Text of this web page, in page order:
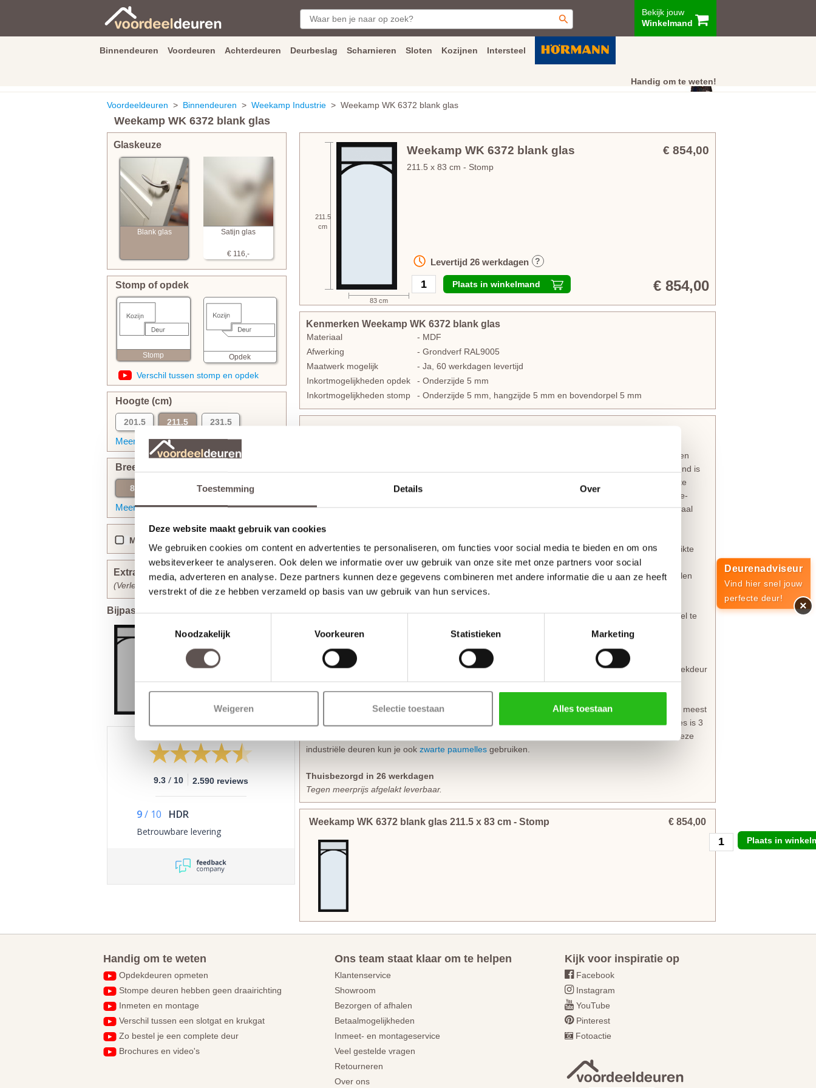
Toestemming Details Over
Deze website maakt gebruik van cookies
We gebruiken cookies om content en advertenties te personaliseren, om functies voor social media te bieden en om ons
websiteverkeer te analyseren. Ook delen we informatie over uw gebruik van onze site met onze partners voor social
media, adverteren en analyse. Deze partners kunnen deze gegevens combineren met andere informatie die u aan ze heeft
verstrekt of die ze hebben verzameld op basis van uw gebruik van hun services.
Noodzakelijk
Voorkeuren Statistieken Marketing
Weigeren Selectie toestaan Alles toestaan
Bekijk jouw
Winkelmand
Binnendeuren Voordeuren Achterdeuren Deurbeslag Scharnieren Sloten Kozijnen Intersteel
Handig om te weten!
Klantenservice
Voordeeldeuren > Binnendeuren > Weekamp Industrie > Weekamp WK 6372 blank glas
Weekamp WK 6372 blank glas
Glaskeuze
Blank glas Satijn glas
€ 116,-
Stomp of opdek
Stomp Opdek
Verschil tussen stomp en opdek
Hoogte (cm)
201.5 211.5
231.5
Meer informatie
Breedte (cm)
83
93
Meer informatie
Maatwerk (+ vanaf € 50)
Extra bewerkingen toevoegen
(Verlengt de levertijd met 30 werkdagen)
Bijpassende Weekamp deuren
9.3 / 10 2.590 reviews
9/ 10 HDR
Betrouwbare levering
211.5
cm
Weekamp WK 6372 blank glas € 854,00
211.5 x 83 cm - Stomp
Plaats in winkelmand
Levertijd 26werkdagen ?
€ 854,00
83 cm
Kenmerken Weekamp WK 6372 blank glas
Materiaal
- MDF
Afwerking
- Grondverf RAL9005
Maatwerk mogelijk
- Ja, 60 werkdagen levertijd
Inkortmogelijkheden opdek
- Onderzijde 5 mm
Inkortmogelijkheden stomp
- Onderzijde 5 mm, hangzijde 5 mm en bovendorpel 5 mm
De Weekamp WK 6372 blank glas binnendeur is voorzien van rechte profielen aan de deurstijlen en
rondom de vlakke panelen in de deur. Dit staat garant voor een moderne uitstraling wat kenmerkend is
collectie. Binnendeuren uit deze collectie zijn perfect te
combineren met elkaar en passen perfect bij elk modern of tijdloos interieur. Deze sterke massieve-
deuren zijn rondom voorbehandeld met een witte grondverf. Licht opschuren, ontvetten en tweemaal
De massieve Weekamp WK 6372 blank glas deuren hebben een stijlbreedte van 80 mm en een dikte
van 38 mm. De deuren zijn voorzien van eenslotgatten behoeve van een smalslotop standaard
hoogte. Voorbeelden van mooie bijpassende zwarte deurkrukken met een minirozet zijn de modellen
Coal Black ofSolid Black. Kijk voor meer keuze bij al het Weekamp deurbeslag.
Opdekdeuren zijn ook direct voorzien van boringen om depaumelle scharniereneenvoudig en snel te
kunnen monteren.
Stomp of opdek
Bij het bestellen van een
binnendeur is de draairichting niet van belang. Bestel je een opdekdeur
is het wel belangrijk dat je de juiste draairichting aangeeft.
De deur afhangen kan met elke standaard scharnier, maar zwarte scharnieren zijn het mooist. De meest
gebruikte
zijn kogellager scharnieren van 89 mm met ronde hoeken. Het advies is 3
stuks per deur te monteren. Opdekdeuren worden afgehangen met paumelle scharnieren. Voor deze
industriële deuren kun je ook zwarte paumelles gebruiken.
Thuisbezorgd in 26 werkdagen
Tegen meerprijs afgelakt leverbaar.
Weekamp WK 6372 blank glas 211.5 x 83 cm - Stomp € 854,00
Plaats in
Handig om te weten
Opdekdeuren opmeten
Stompe deuren hebben geen draairichting
Inmeten en montage
Verschil tussen een slotgat en krukgat
Zo bestel je een complete deur
Brochures en video's
Ons team staat klaar om te helpen
Klantenservice
Showroom
Bezorgen of afhalen
Betaalmogelijkheden
Inmeet- en montageservice
Veel gestelde vragen
Retourneren
Over ons
Kijk voor inspiratie op
Facebook
Instagram
YouTube
Pinterest
Fotoactie
Deurenadviseur
Vind hier snel jouw
perfecte deur!
×